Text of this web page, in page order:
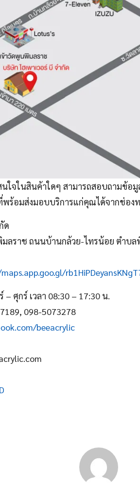
จในสินค้าใดๆ สามารถสอบถามข้อมู
พร้อมส่งมอบบริการแก่คุณได้จากช่อง
ด
ลราช ถนนบ้านกล้วย-ไทรน้อย ตำบล
– ศุกร์ เวลา 08:30 – 17:30 น.
098-5073278
beeacrylic